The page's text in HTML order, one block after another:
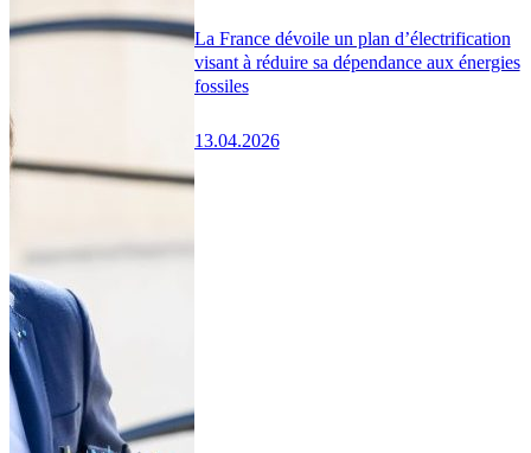
La France dévoile un plan d’électrification
visant à réduire sa dépendance aux énergies
fossiles
13.04.2026